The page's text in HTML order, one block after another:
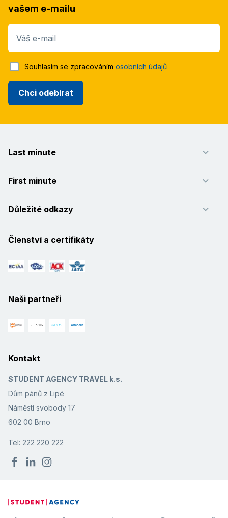
vašem e-mailu
Váš e-mail
Chci odebírat
Souhlasím se zpracováním osobních údajů
Last minute
First minute
Důležité odkazy
Členství a certifikáty
Naši partneři
Kontakt
STUDENT AGENCY TRAVEL k.s.
Dům pánů z Lipé
Náměstí svobody 17
602 00 Brno
Tel: 222 220 222